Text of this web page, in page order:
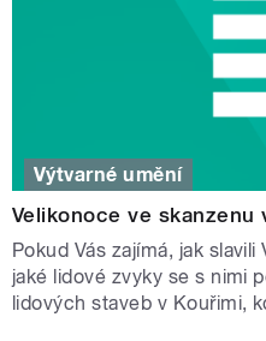
Výtvarné umění
Velikonoce ve skanzenu
Pokud Vás zajímá, jak
jaké lidové zvyky se s nimi
lidových staveb v Kouřimi,